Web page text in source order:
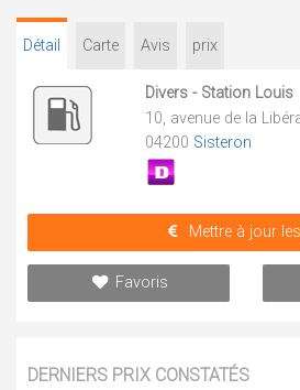
Détail Carte Avis prix
Divers - Station Louis
10, avenue de la
04200 Sisteron
Mettre à jour
Favoris
DERNIERS PRIX CONSTATÉS